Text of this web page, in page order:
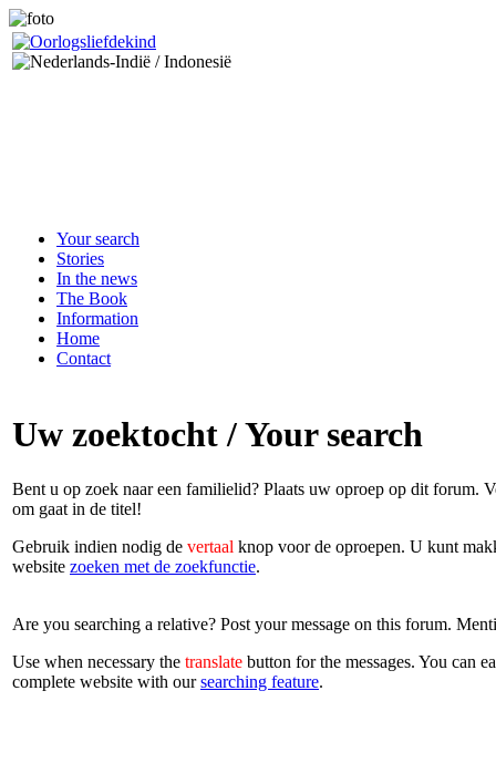
Your search
Stories
In the news
The Book
Information
Home
Contact
Uw zoektocht / Your search
Bent u op zoek naar een familielid? Plaats uw oproep op dit forum.
om gaat in de titel!
Gebruik indien nodig de vertaal knop voor de oproepen. U kunt
website zoeken met de zoekfunctie.
Are you searching a relative? Post your message on this forum.
Use when necessary the translate button for the messages. You can
complete website with oursearching feature.